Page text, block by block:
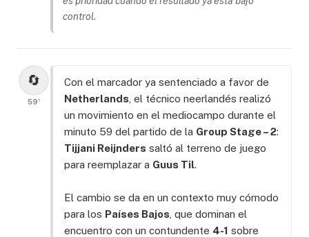
control.
🔄
59'
Con el marcador ya sentenciado a favor de
Netherlands, el técnico neerlandés realizó
un movimiento en el mediocampo durante el
minuto 59 del partido de la Group Stage – 2:
Tijjani Reijnders saltó al terreno de juego
para reemplazar a Guus Til.
El cambio se da en un contexto muy cómodo
para los Países Bajos , que dominan el
encuentro con un contundente 4-1 sobre